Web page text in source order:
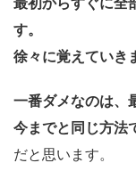
す。
徐々に覚えていき
一番ダメなのは、
今までと同じ方法
だと思います。